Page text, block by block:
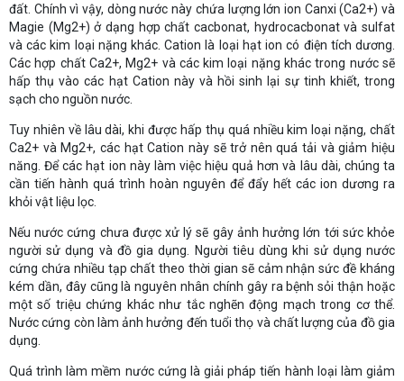
đất. Chính vì vậy, dòng nước này chứa lượng lớn ion Canxi (Ca2+) và
Magie (Mg2+) ở dạng hợp chất cacbonat, hydrocacbonat và sulfat
và các kim loại nặng khác. Cation là loại hạt ion có điện tích dương.
Các hợp chất Ca2+, Mg2+ và các kim loại nặng khác trong nước sẽ
hấp thụ vào các hạt Cation này và hồi sinh lại sự tinh khiết, trong
sạch cho nguồn nước.
Tuy nhiên về lâu dài, khi được hấp thụ quá nhiều kim loại nặng, chất
Ca2+ và Mg2+, các hạt Cation này sẽ trở nên quá tải và giảm hiệu
năng. Để các hạt ion này làm việc hiệu quả hơn và lâu dài, chúng ta
cần tiến hành quá trình hoàn nguyên để đẩy hết các ion dương ra
khỏi vật liệu lọc.
Nếu nước cứng chưa được xử lý sẽ gây ảnh hưởng lớn tới sức khỏe
người sử dụng và đồ gia dụng. Người tiêu dùng khi sử dụng nước
cứng chứa nhiều tạp chất theo thời gian sẽ cảm nhận sức đề kháng
kém dần, đây cũng là nguyên nhân chính gây ra bệnh sỏi thận hoặc
một số triệu chứng khác như tắc nghẽn động mạch trong cơ thể.
Nước cứng còn làm ảnh hưởng đến tuổi thọ và chất lượng của đồ gia
dụng.
Quá trình làm mềm nước cứng là giải pháp tiến hành loại làm giảm